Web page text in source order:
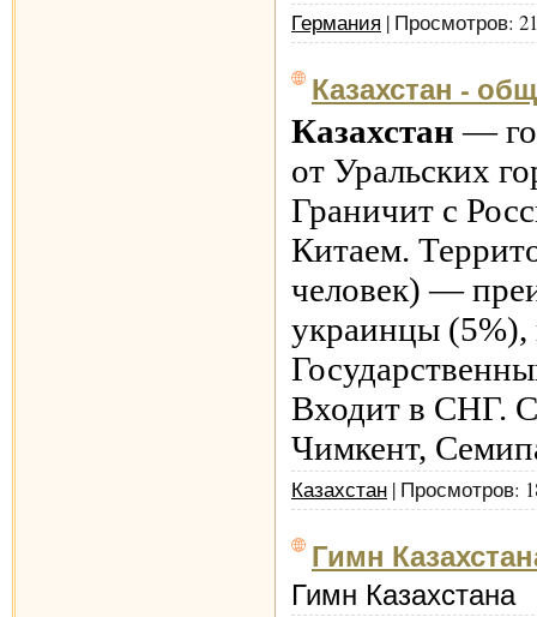
Германия | Просмотров:
Казахстан -
Казахстан —
от Уральских
Граничит с
Китаем.
человек) —
украинцы
Входит в СНГ.
Чимкент,
Казахстан | Просмотров:
Гимн
Гимн Казахстана